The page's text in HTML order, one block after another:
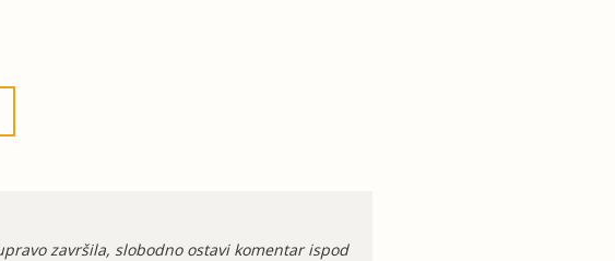
završila, slobodno ostavi komentar ispod